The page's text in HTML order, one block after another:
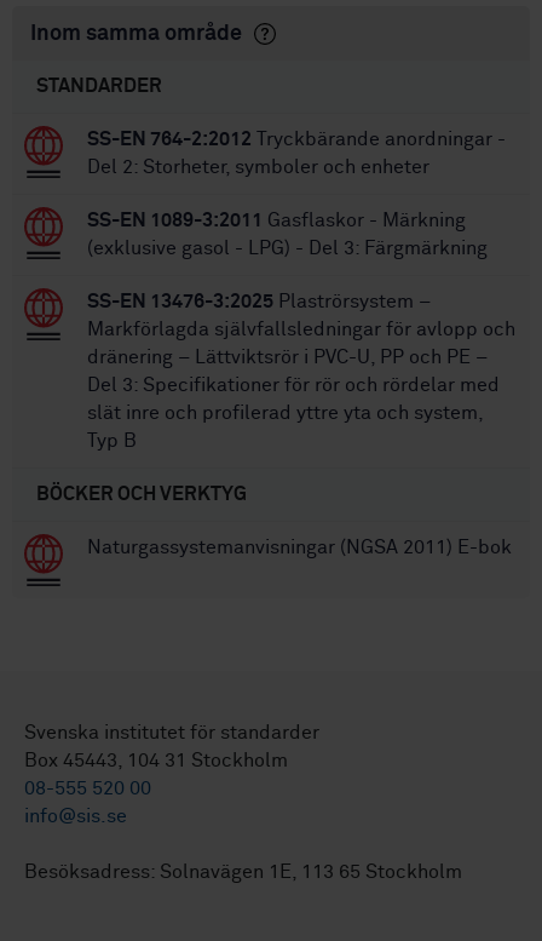
Inom samma område
STANDARDER
SS-EN 764-2:2012 Tryckbärande anordningar -
Del 2: Storheter, symboler och enheter
SS-EN 1089-3:2011
Gasflaskor - Märkning
(exklusive gasol - LPG) - Del 3: Färgmärkning
SS-EN 13476-3:2025 Plaströrsystem –
Markförlagda självfallsledningar för avlopp och
dränering – Lättviktsrör i PVC-U, PP och PE –
Del 3: Specifikationer för rör och rördelar med
slät inre och profilerad yttre yta och system,
Typ B
BÖCKER OCH VERKTYG
Naturgassystemanvisningar (NGSA 2011) E-bok
Svenska institutet för standarder
Box 45443, 104 31 Stockholm
08-555 520 00
info@sis.se
Besöksadress: Solnavägen 1E, 113 65 Stockholm